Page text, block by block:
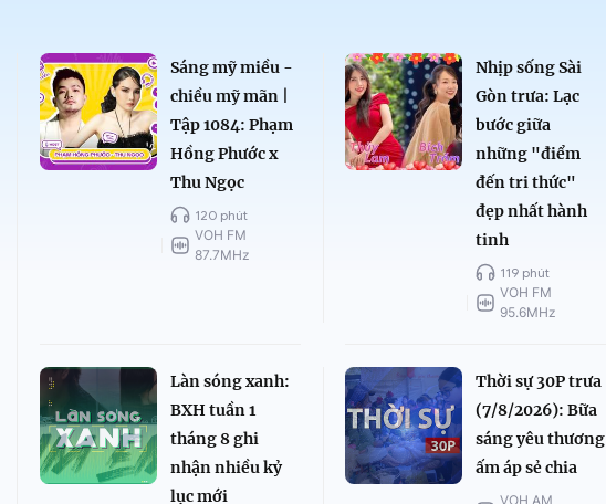
Sáng mỹ miều -
chiều mỹ mãn |
Tập 1084: Phạm
Hồng Phước x
Thu Ngọc
120 phút
VOH FM
87.7MHz
Nhịp sống Sài
Gòn trưa: Lạc
bước giữa
những "điểm
đến tri thức"
đẹp nhất hành
tinh
119 phút
VOH FM
95.6MHz
Làn sóng xanh:
BXH tuần 1
tháng 8 ghi
nhận nhiều kỷ
lục mới
Thời sự 30P trưa
(7/8/2026): Bữa
sáng yêu thương
ấm áp sẻ chia
VOH AM